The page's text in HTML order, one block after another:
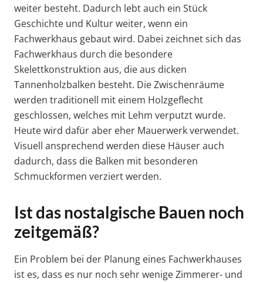
weiter besteht. Dadurch lebt auch ein Stück
Geschichte und Kultur weiter, wenn ein
Fachwerkhaus gebaut wird. Dabei zeichnet sich das
Fachwerkhaus durch die besondere
Skelettkonstruktion aus, die aus dicken
Tannenholzbalken besteht. Die Zwischenräume
werden traditionell mit einem Holzgeflecht
geschlossen, welches mit Lehm verputzt wurde.
Heute wird dafür aber eher Mauerwerk verwendet.
Visuell ansprechend werden diese Häuser auch
dadurch, dass die Balken mit besonderen
Schmuckformen verziert werden.
Ist das nostalgische Bauen noch
zeitgemäß?
Ein Problem bei der Planung eines Fachwerkhauses
ist es, dass es nur noch sehr wenige Zimmerer- und